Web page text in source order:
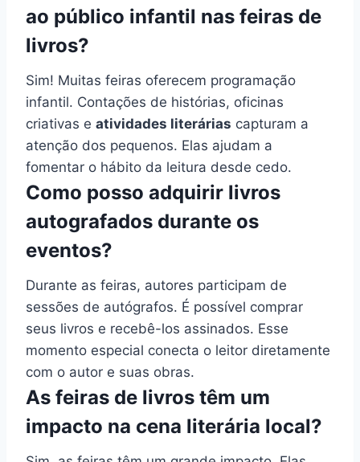
ao público infantil nas feiras de
livros?
Sim! Muitas feiras oferecem programação
infantil. Contações de histórias, oficinas
criativas e atividades literárias capturam a
atenção dos pequenos. Elas ajudam a
fomentar o hábito da leitura desde cedo.
Como posso adquirir livros
autografados durante os
eventos?
Durante as feiras, autores participam de
sessões de autógrafos. É possível comprar
seus livros e recebê-los assinados. Esse
momento especial conecta o leitor diretamente
com o autor e suas obras.
As feiras de livros têm um
impacto na cena literária local?